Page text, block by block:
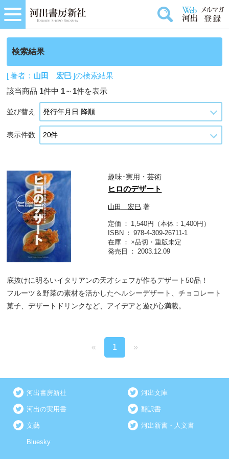
検索結果
[ 著者： 山田 宏巳]の検索結果
該当商品 1件中 1～ 1件を表示
並び替え
表示件数
趣味･実用・芸術
ヒロのデザート
山田 宏巳 著
定価
1,540円（本体：1,400円）
ISBN
978-4-309-26711-1
在庫
×品切・重版未定
発売日
2003.12.09
底抜けに明るいイタリアンの天才シェフが作るデザート50品！
フルーツ＆野菜の素材を活かしたヘルシーデザート、チョコレート
菓子、デザートドリンクなど、アイデアと遊び心満載。
« 1 »
河出書房新社 河出文庫
河出の実用書 翻訳書
文藝 河出新書・人文書
Bluesky